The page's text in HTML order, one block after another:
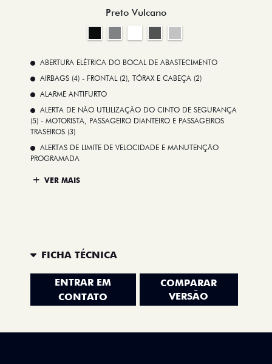
Preto Vulcano
ABERTURA ELÉTRICA DO BOCAL DE ABASTECIMENTO
AIRBAGS (4) - FRONTAL (2), TÓRAX E CABEÇA (2)
ALARME ANTIFURTO
ALERTA DE NÃO UTLILIZAÇÃO DO CINTO DE SEGURANÇA
(5) - MOTORISTA, PASSAGEIRO DIANTEIRO E PASSAGEIROS
TRASEIROS (3)
ALERTAS DE LIMITE DE VELOCIDADE E MANUTENÇÃO
PROGRAMADA
VER MAIS
FICHA TÉCNICA
ENTRAR EM
CONTATO
COMPARAR
VERSÃO